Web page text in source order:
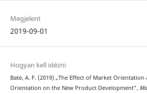
Megjelent
2019-09-01
Hogyan kell idézni
Bate, A. F. (2019) „The Effect of Market
Orientation on the New Product Development”,